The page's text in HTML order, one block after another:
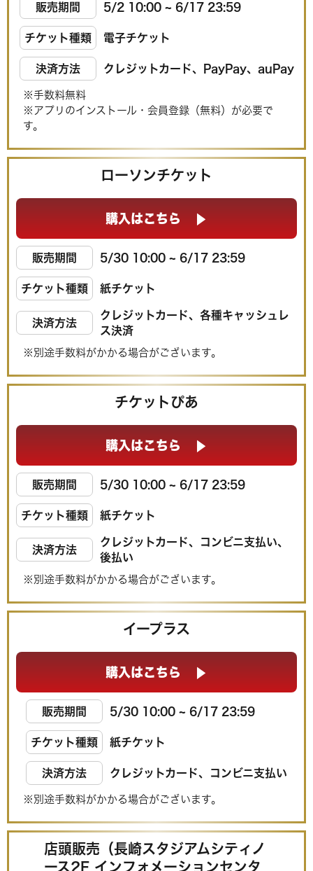
販売期間 5/2 10:00 ~ 6/17 23:59
チケット種類 電子チケット
決済方法 クレジットカード、PayPay、auPay
※手数料無料
※アプリのインストール・会員登録（無料）が必要で
す。
ローソンチケット
購入はこちら
販売期間 5/30 10:00 ~ 6/17 23:59
チケット種類 紙チケット
決済方法
クレジットカード、各種キャッシュレ
ス決済
※別途手数料がかかる場合がございます。
チケットぴあ
購入はこちら
販売期間 5/30 10:00 ~ 6/17 23:59
チケット種類 紙チケット
決済方法
クレジットカード、コンビニ支払い、
後払い
※別途手数料がかかる場合がございます。
イープラス
購入はこちら
販売期間 5/30 10:00 ~ 6/17 23:59
チケット種類 紙チケット
決済方法 クレジットカード、コンビニ支払い
※別途手数料がかかる場合がございます。
店頭販売（長崎スタジアムシティノ
ース2F インフォメーションセンタ